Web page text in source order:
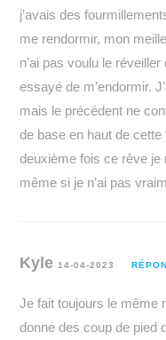
j’avais des
me rendormir, mon
n’ai pas voulu le
essayé de m’endormir.
mais le précédent ne
de base en haut de cette
deuxième fois ce rêve je
même si je n’ai pas
Kyle14-04-2023
Je fait toujours le même
donne des coup de pied